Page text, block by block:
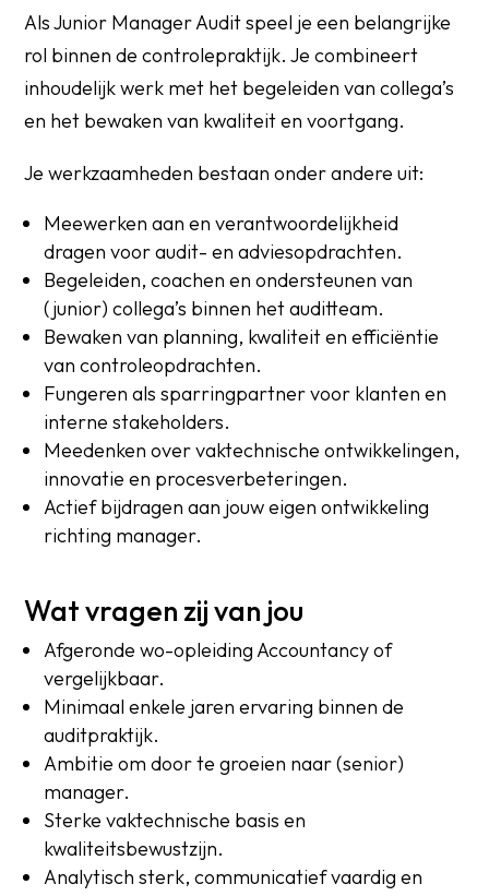
Als Junior Manager Audit speel je een belangrijke
rol binnen de controlepraktijk. Je combineert
inhoudelijk werk met het begeleiden van collega’s
en het bewaken van kwaliteit en voortgang.
Je werkzaamheden bestaan onder andere uit:
Meewerken aan en verantwoordelijkheid
dragen voor audit- en adviesopdrachten.
Begeleiden, coachen en ondersteunen van
(junior) collega’s binnen het auditteam.
Bewaken van planning, kwaliteit en efficiëntie
van controleopdrachten.
Fungeren als sparringpartner voor klanten en
interne stakeholders.
Meedenken over vaktechnische ontwikkelingen,
innovatie en procesverbeteringen.
Actief bijdragen aan jouw eigen ontwikkeling
richting manager.
Wat vragen zij van jou
Afgeronde wo-opleiding Accountancy of
vergelijkbaar.
Minimaal enkele jaren ervaring binnen de
auditpraktijk.
Ambitie om door te groeien naar (senior)
manager.
Sterke vaktechnische basis en
kwaliteitsbewustzijn.
Analytisch sterk, communicatief vaardig en